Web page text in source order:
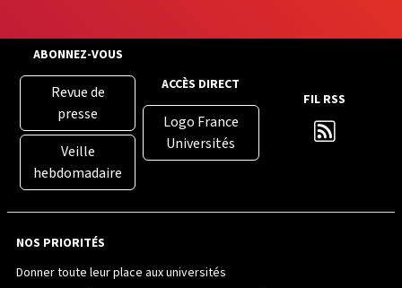
ABONNEZ-VOUS
Revue de
presse
Veille
hebdomadaire
ACCÈS DIRECT
Logo France
Universités
FIL RSS
NOS PRIORITÉS
Donner toute leur place aux universités